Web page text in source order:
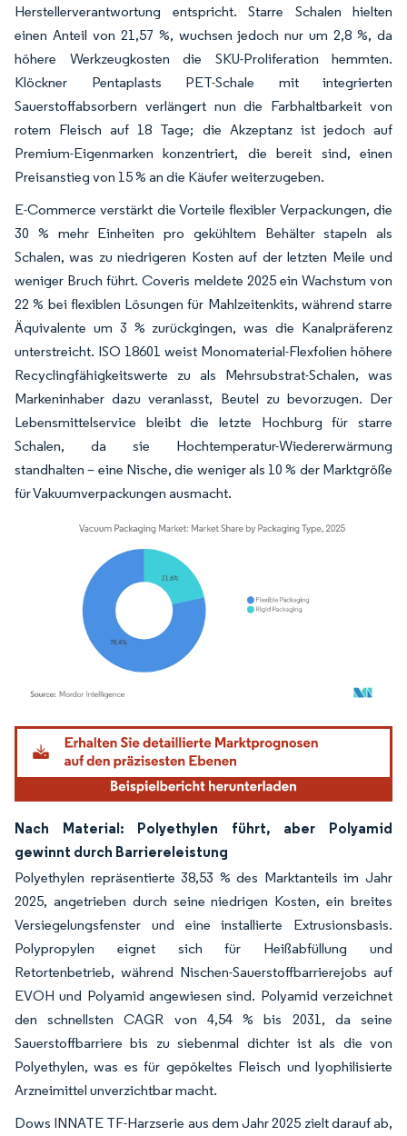
Herstellerverantwortung entspricht. Starre Schalen hielten
einen Anteil von 21,57 %, wuchsen jedoch nur um 2,8 %, da
höhere Werkzeugkosten die SKU-Proliferation hemmten.
Klöckner Pentaplasts PET-Schale mit integrierten
Sauerstoffabsorbern verlängert nun die Farbhaltbarkeit von
rotem Fleisch auf 18 Tage; die Akzeptanz ist jedoch auf
Premium-Eigenmarken konzentriert, die bereit sind, einen
Preisanstieg von 15 % an die Käufer weiterzugeben.
E-Commerce verstärkt die Vorteile flexibler Verpackungen, die
30 % mehr Einheiten pro gekühltem Behälter stapeln als
Schalen, was zu niedrigeren Kosten auf der letzten Meile und
weniger Bruch führt. Coveris meldete 2025 ein Wachstum von
22 % bei flexiblen Lösungen für Mahlzeitenkits, während starre
Äquivalente um 3 % zurückgingen, was die Kanalpräferenz
unterstreicht. ISO 18601 weist Monomaterial-Flexfolien höhere
Recyclingfähigkeitswerte zu als Mehrsubstrat-Schalen, was
Markeninhaber dazu veranlasst, Beutel zu bevorzugen. Der
Lebensmittelservice bleibt die letzte Hochburg für starre
Schalen, da sie Hochtemperatur-Wiedererwärmung
standhalten – eine Nische, die weniger als 10 % der Marktgröße
für Vakuumverpackungen ausmacht.
Bild © Mordor Intelligence. Wiederverwendung erfordert Namensnennung gemäß
Nach Material: Polyethylen führt, aber Polyamid
gewinnt durch Barriereleistung
Polyethylen repräsentierte 38,53 % des Marktanteils im Jahr
2025, angetrieben durch seine niedrigen Kosten, ein breites
Versiegelungsfenster und eine installierte Extrusionsbasis.
Polypropylen eignet sich für Heißabfüllung und
Retortenbetrieb, während Nischen-Sauerstoffbarrierejobs auf
EVOH und Polyamid angewiesen sind. Polyamid verzeichnet
den schnellsten CAGR von 4,54 % bis 2031, da seine
Sauerstoffbarriere bis zu siebenmal dichter ist als die von
Polyethylen, was es für gepökeltes Fleisch und lyophilisierte
Arzneimittel unverzichtbar macht.
Dows INNATE TF-Harzserie aus dem Jahr 2025 zielt darauf ab,